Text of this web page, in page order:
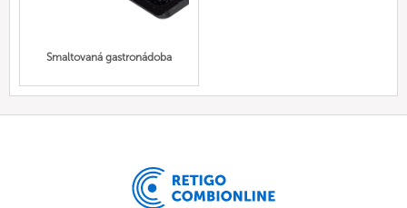
Smaltovaná gastronádoba